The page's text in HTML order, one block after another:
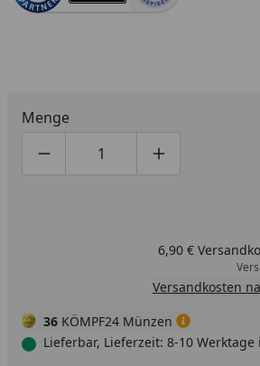
Menge
Produktmenge um eins
Produktmenge manuell
6,90 €
Versandkosten
36 KÖMPF24 Münzen
Lieferbar, Lieferzeit: 8-10